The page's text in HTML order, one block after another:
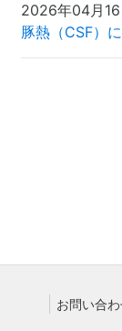
2026年04月16
豚熱（CSF）
お問い合